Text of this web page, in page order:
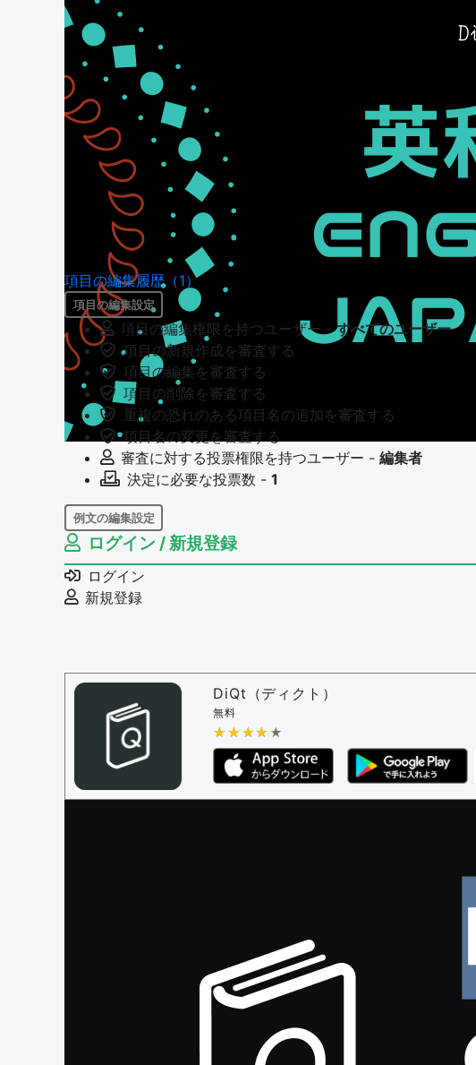
項目の編集履歴（1）
項目の編集設定
項目の編集権限を持つユーザー -すべてのユーザー
項目の新規作成を審査する
項目の編集を審査する
項目の削除を審査する
重複の恐れのある項目名の追加を審査する
項目名の変更を審査する
審査に対する投票権限を持つユーザー - 編集者
決定に必要な投票数 - 1
例文の編集設定
例文の編集権限を持つユーザー -
例文の編集を審査する
例文の削除を審査する
審査に対する投票権限を持つユーザー -
問題の編集権限を持つユーザー -
審査に対する投票権限を持つユーザー -
決定に必要な投票数 -1
編集ガイドライン
ログイン / 新規登録
ログイン
新規登録
DiQt（ディクト）
無料
★★★★★
★★★★★